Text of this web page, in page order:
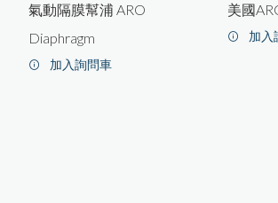
氣動隔膜幫浦 ARO
Diaphragm
加入詢問車
美國
加入